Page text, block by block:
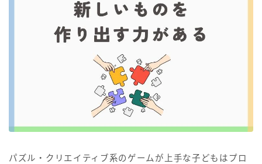
パズル・クリエイティブ系のゲームが上手な子どもはプロ